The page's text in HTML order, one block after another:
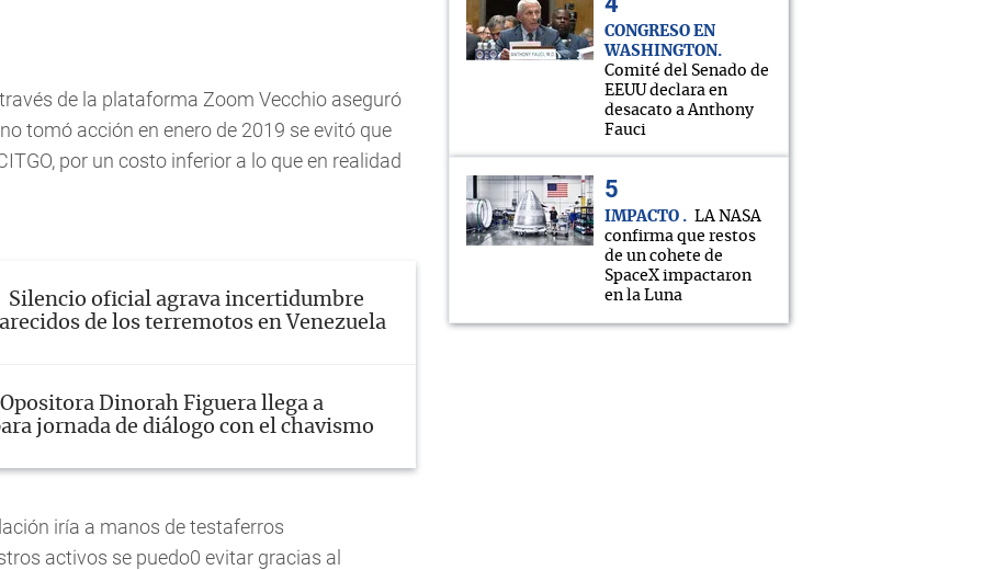
de la plataforma Zoom Vecchio aseguró
tomó acción en enero de 2019 se evitó que
por un costo inferior a lo que en realidad
Silencio oficial agrava incertidumbre
de los terremotos en Venezuela
Opositora Dinorah Figuera llega a
jornada de diálogo con el chavismo
iría a manos de testaferros
activos se puedo0 evitar gracias al
CONGRESO EN
WASHINGTON
Comité del Senado de
EEUU declara en
desacato a Anthony
Fauci
IMPACTO
LA NASA
confirma que restos
de un cohete de
SpaceX impactaron
en la Luna